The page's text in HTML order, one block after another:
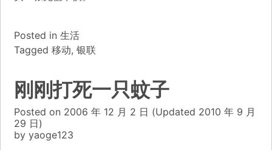
Posted in 生活
Tagged 移动, 银联
刚刚打死一只蚊子
Posted on 2006 年 12 月 2 日 (Updated 2010 年 9 月
29 日)
by yaoge123